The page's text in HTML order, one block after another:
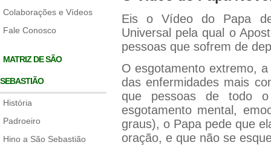
Colaborações e Vídeos
Fale Conosco
MATRIZ DE SÃO
SEBASTIÃO
História
Padroeiro
Hino a São Sebastião
Eis o Vídeo do Papa
Universal pela qual o
pessoas que sofrem de
O esgotamento extremo,
das enfermidades mais
que pessoas de todo
esgotamento mental,
graus), o Papa pede que
oração, e que não se